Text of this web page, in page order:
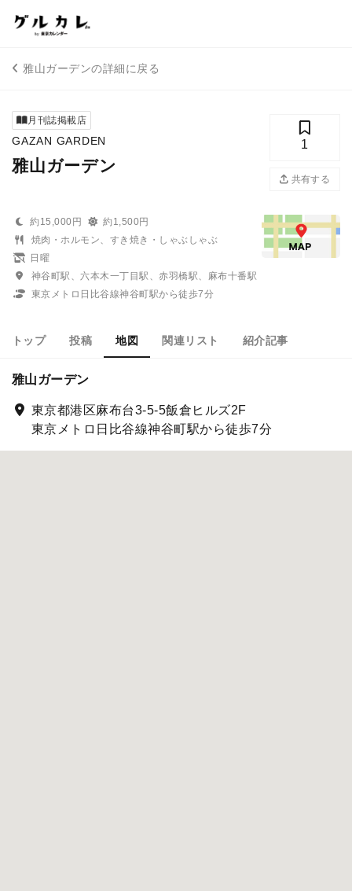
雅山ガーデンの詳細に戻る
月刊誌掲載店
GAZAN GARDEN
雅山ガーデン
1
共有する
約15,000円
約1,500円
焼肉・ホルモン、すき焼き・しゃぶしゃぶ
日曜
神谷町駅、六本木一丁目駅、赤羽橋駅、麻布十番駅
東京メトロ日比谷線神谷町駅から徒歩7分
トップ 投稿 地図 関連リスト 紹介記事
雅山ガーデン
東京都港区麻布台3-5-5飯倉ヒルズ2F
東京メトロ日比谷線神谷町駅から徒歩7分